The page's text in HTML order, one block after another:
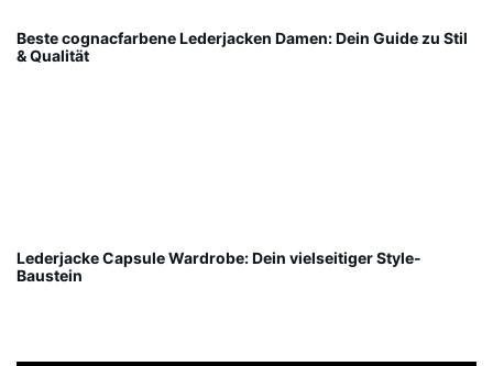
Beste cognacfarbene Lederjacken Damen: Dein Guide zu Stil
& Qualität
Lederjacke Capsule Wardrobe: Dein vielseitiger Style-
Baustein